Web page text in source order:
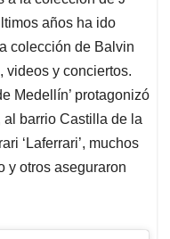
años ha ido
colección de Balvin
videos y conciertos.
Medellín’ protagonizó
al barrio Castilla de la
‘Laferrari’, muchos
y otros aseguraron